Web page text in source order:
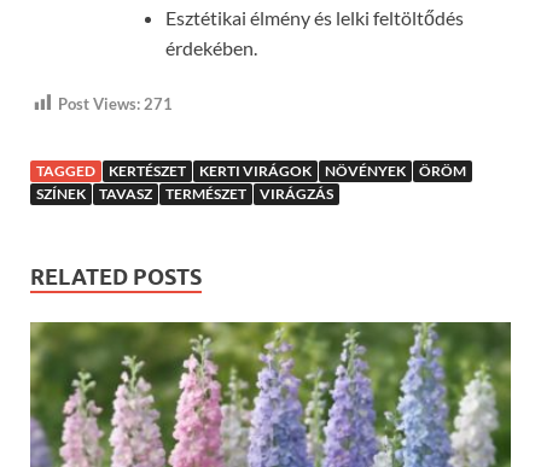
Esztétikai élmény és lelki feltöltődés
érdekében.
Post Views: 271
TAGGED KERTÉSZET KERTI VIRÁGOK NÖVÉNYEK
ÖRÖM
SZÍNEK
TAVASZ TERMÉSZET VIRÁGZÁS
RELATED POSTS